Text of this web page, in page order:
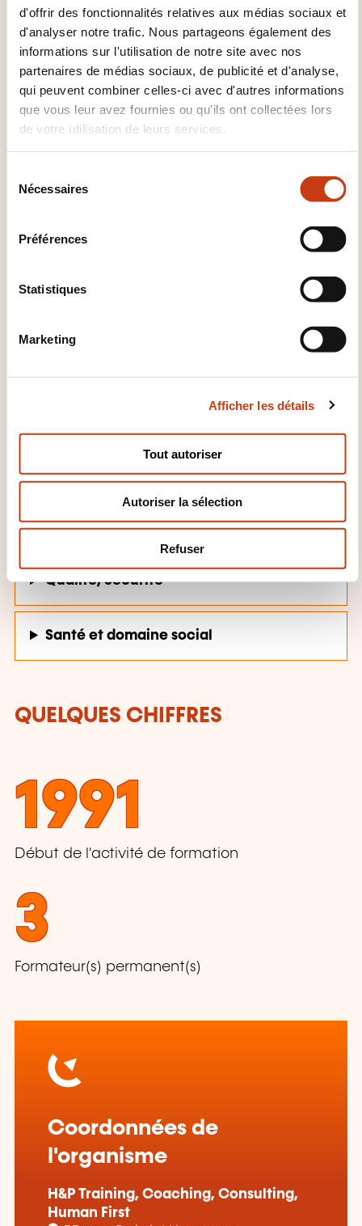
d'offrir des fonctionnalités relatives aux médias sociaux et
d'analyser notre trafic. Nous partageons également des
informations sur l'utilisation de notre site avec nos
partenaires de médias sociaux, de publicité et d'analyse,
qui peuvent combiner celles-ci avec d'autres informations
que vous leur avez fournies ou qu'ils ont collectées lors
de votre utilisation de leurs services.
n
Nécessaires
Préférences
Statistiques
Marketing
Afficher les détails
Tout autoriser
Autoriser la sélection
Refuser
d’exercices et de mises en situation
Élaboration d’un plan d’action individuel et/ou
collectif par les participants à la fin de la
session de formation ou de coaching
Constitution par le formateur d'une synthèse de
Rencontre avec le management et les
pour faire le point sur l’application des
Commerce, Vente, Horeca
Développement personnel et
Gestion d’entreprise, Ressources
humaines
Qualité, Sécurité
Santé et domaine social
QUELQUES CHIFFRES
1991
Début de l'activité de formation
3
Formateur(s) permanent(s)
Coordonnées de
l'organisme
H&P Training, Coaching, Consulting,
Human First